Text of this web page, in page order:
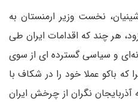
نخست وزیر ارمنستان به
هر چند که اقدامات ایران طی
و سیاسی گسترده ای از سوی
باکو عملا خود را در شکاف با
نگران از چرخش ایران